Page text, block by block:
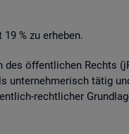
% zu er­he­ben.
des öf­fent­li­chen Rechts
un­ter­neh­me­risch tätig
recht­li­cher